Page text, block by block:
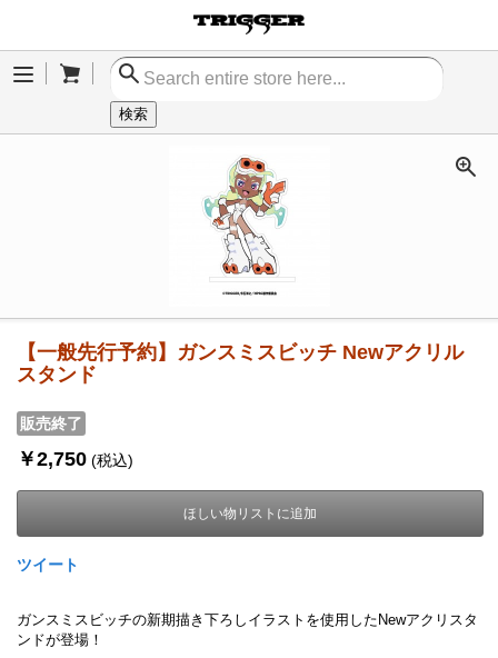
Menu
検索
【一般先行予約】ガンスミスビッチ Newアクリル
スタンド
販売終了
￥2,750 (税込)
ほしい物リストに追加
ツイート
ガンスミスビッチの新期描き下ろしイラストを使用したNewアクリスタ
ンドが登場！